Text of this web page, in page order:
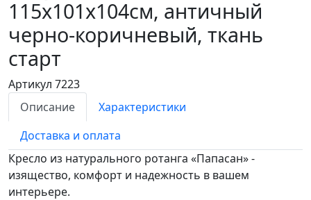
115х101х104см, античный
черно-коричневый, ткань
старт
Артикул 7223
Описание
Характеристики
Доставка и оплата
Кресло из натурального ротанга «Папасан» -
изящество, комфорт и надежность в вашем
интерьере.